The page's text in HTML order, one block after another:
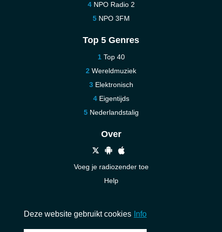
NPO Radio 2
NPO 3FM
Top 5 Genres
Top 40
Wereldmuziek
Elektronisch
Eigentijds
Nederlandstalig
Over
Voeg je radiozender toe
Help
Deze website gebruikt cookies Info